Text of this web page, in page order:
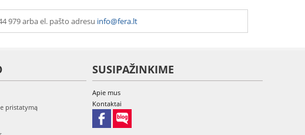
979 arba el. pašto adresu info@fera.lt
pristatymą
SUSIPAŽINKIME
Apie mus
Kontaktai